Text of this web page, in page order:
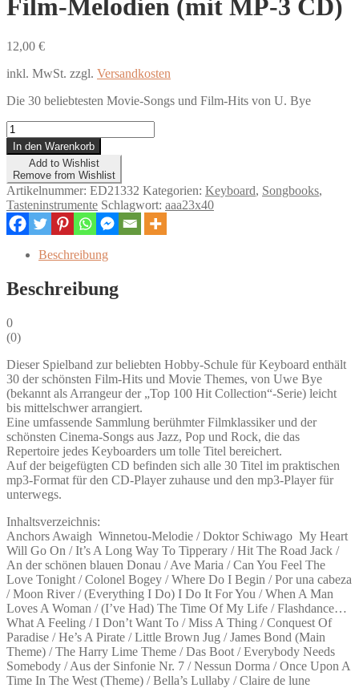
Film-Melodien (mit MP-3 CD)
12,00 €
inkl. MwSt. zzgl. Versandkosten
Die 30 beliebtesten Movie-Songs und Film-Hits von U. Bye
Film-
Melodien
(mit
MP-
3
CD)
Menge
In den Warenkorb
Add to Wishlist
Remove from Wishlist
Artikelnummer: ED21332 Kategorien: Keyboard, Songbooks,
Tasteninstrumente Schlagwort: aaa23x40
Beschreibung
Beschreibung
0
(0)
Dieser Spielband zur beliebten Hobby-Schule für Keyboard enthält
30 der schönsten Film-Hits und Movie Themes, von Uwe Bye
(bekannt als Arrangeur der „Top 100 Hit Collection“-Serie) leicht
bis mittelschwer arrangiert.
Eine umfassende Sammlung berühmter Filmklassiker und der
schönsten Cinema-Songs aus Jazz, Pop und Rock, die das
Repertoire jedes Keyboarders um tolle Titel bereichert.
Auf der beigefügten CD befinden sich alle 30 Titel im praktischen
mp3-Format für den CD-Player zuhause und den mp3-Player für
unterwegs.
Inhaltsverzeichnis:
Anchors Awaigh Winnetou-Melodie / Doktor Schiwago My Heart
Will Go On / It’s A Long Way To Tipperary / Hit The Road Jack /
An der schönen blauen Donau / Ave Maria / Can You Feel The
Love Tonight / Colonel Bogey / Where Do I Begin / Por una cabeza
/ Moon River / (Everything I Do) I Do It For You / When A Man
Loves A Woman / (I’ve Had) The Time Of My Life / Flashdance…
What A Feeling / I Don’t Want To / Miss A Thing / Conquest Of
Paradise / He’s A Pirate / Little Brown Jug / James Bond (Main
Theme) / The Harry Lime Theme / Das Boot / Everybody Needs
Somebody / Aus der Sinfonie Nr. 7 / Nessun Dorma / Once Upon A
Time In The West (Theme) / Bella’s Lullaby / Claire de lune